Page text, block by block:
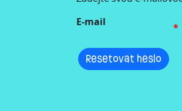
E-mail
Resetovat heslo